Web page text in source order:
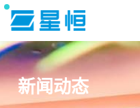
新闻动态